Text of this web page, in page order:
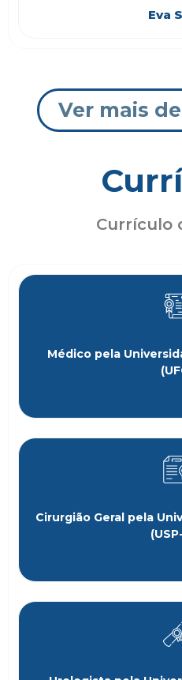
Eva
Ver mais
Currículo
Médico pela
Cirurgião Geral pela